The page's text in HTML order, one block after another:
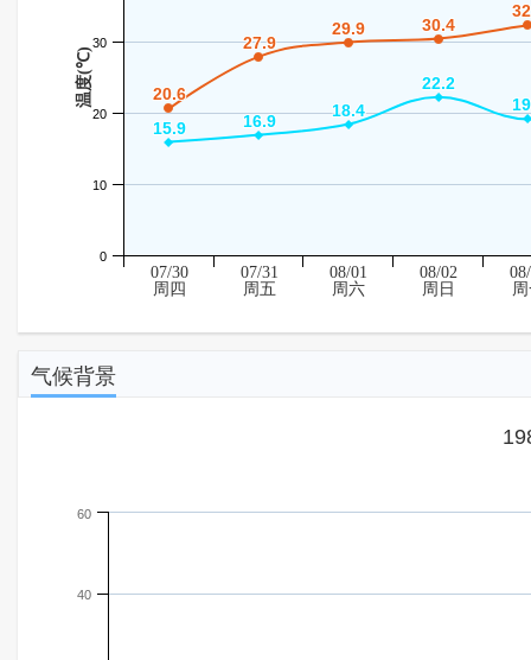
温度(℃) 20.6
20.6
27.9
27.9
29.9
29.9 30.4
30.4
15.9
15.9 16.9
16.9
18.4
18.4
22.2
22.2
0
10
20
30
07/30
周四
07/31
周五
08/01
周六
08/02
周日
气候背景
40
60